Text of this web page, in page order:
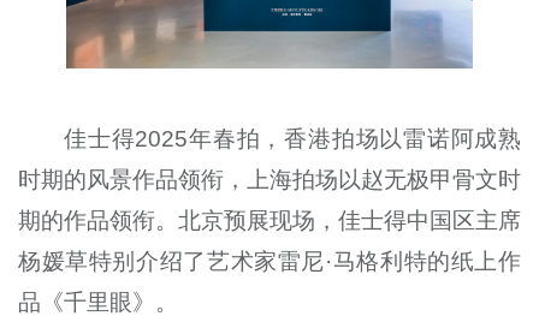
佳士得2025年春拍，香港拍场以雷诺阿成熟
时期的风景作品领衔，上海拍场以赵无极甲骨文时
期的作品领衔。北京预展现场，佳士得中国区主席
杨媛草特别介绍了艺术家雷尼·马格利特的纸上作
品《千里眼》。